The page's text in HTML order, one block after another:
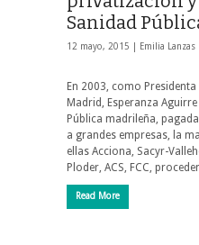
Sanidad
12 mayo, 2015 | Emilia Lanzas
En 2003, como
Madrid, Esperanza
Pública madrileña,
a grandes empresas, la
ellas Acciona, Sacyr-
Ploder, ACS, FCC,
Read More